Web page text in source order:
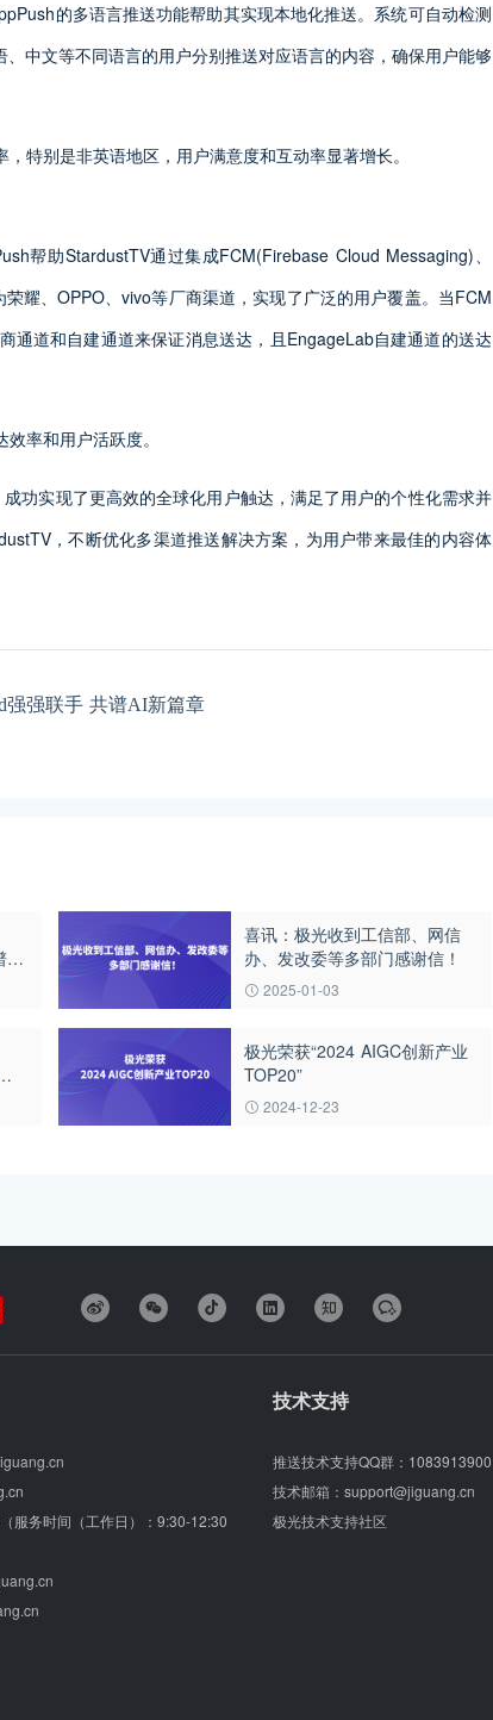
的多语言推送功能帮助其实现本地化推送。系统可自动检测
中文等不同语言的用户分别推送对应语言的内容，确保用户能够
特别是非英语地区，用户满意度和互动率显著增长。
帮助StardustTV通过集成FCM(Firebase Cloud Messaging)、
耀、OPPO、vivo等厂商渠道，实现了广泛的用户覆盖。当FCM
通道和自建通道来保证消息送达，且EngageLab自建通道的送达
率和用户活跃度。
功实现了更高效的全球化用户触达，满足了用户的个性化需求并
，不断优化多渠道推送解决方案，为用户带来最佳的内容体
强强联手 共谱AI新篇章
AI
喜讯：极光收到工信部、网信
办、发改委等多部门感谢信！
2025-01-03
极光荣获“2024 AIGC创新产业
TOP20”
2024-12-23
服务时间（工作日）：9:30-12:30
技术支持
推送技术支持QQ群： 1083913900
技术邮箱： support@jiguang.cn
极光技术支持社区